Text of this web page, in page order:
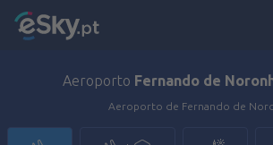
Aeroporto Fernando de
Aeroporto de Fernando de